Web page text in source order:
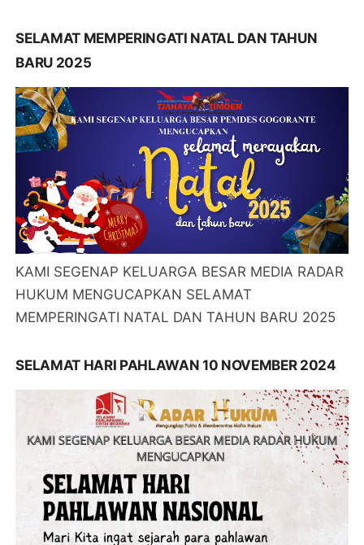
SELAMAT MEMPERINGATI NATAL DAN TAHUN
BARU 2025
KAMI SEGENAP KELUARGA BESAR MEDIA RADAR
HUKUM MENGUCAPKAN SELAMAT
MEMPERINGATI NATAL DAN TAHUN BARU 2025
SELAMAT HARI PAHLAWAN 10 NOVEMBER 2024